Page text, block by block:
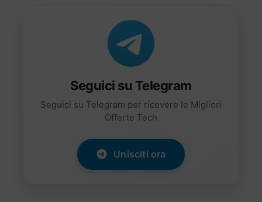
Seguici su Telegram
Seguici su Telegram per ricevere le Migliori
Offerte Tech
Unisciti ora